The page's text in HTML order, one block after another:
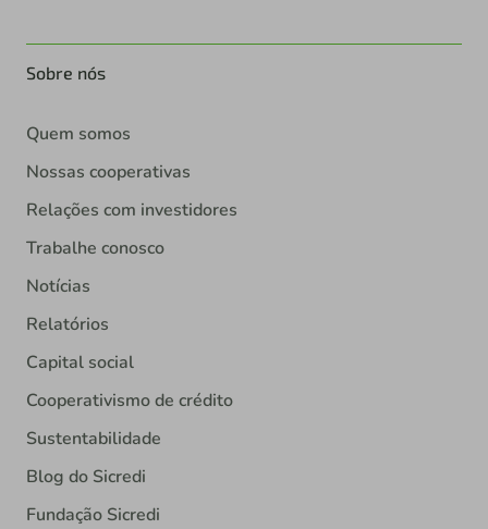
Sobre nós
Quem somos
Nossas cooperativas
Relações com investidores
Trabalhe conosco
Notícias
Relatórios
Capital social
Cooperativismo de crédito
Sustentabilidade
Blog do Sicredi
Fundação Sicredi